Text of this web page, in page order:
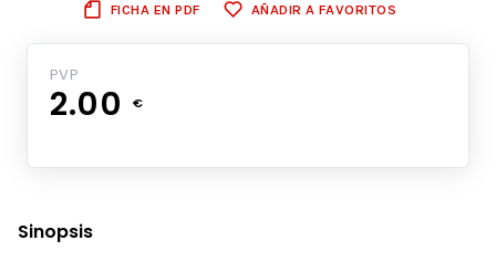
FICHA EN PDF AÑADIR A FAVORITOS
PVP
2.00 €
Sinopsis